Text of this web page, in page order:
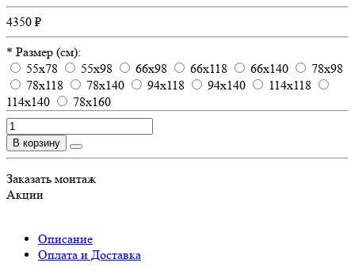
4350 ₽
* Размер (см):
55x78
55x98 66x98 66x118 66x140
78x98
78x118
78x140 94x118 94x140
114x118
114x140
78x160
В корзину
Заказать монтаж
Акции
Описание
Оплата и Доставка